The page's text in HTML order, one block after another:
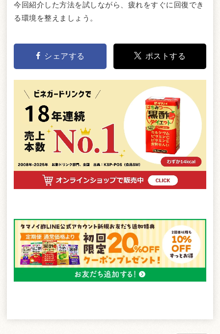
今回紹介した方法を試しながら、疲れをすぐに回復でき
る環境を整えましょう。
シェアする ポストする